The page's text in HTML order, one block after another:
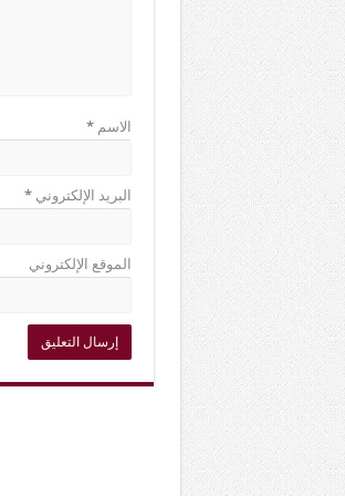
الاسم*
البريد الإلكتروني*
الموقع الإلكتروني